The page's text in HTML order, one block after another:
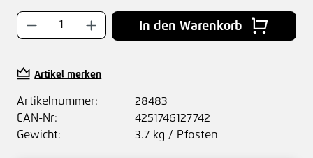
Produkt Anzahl: Gib den gewünschten
In den Warenkorb
Artikel merken
Artikelnummer:
28483
EAN-Nr:
4251746127742
Gewicht:
3.7 kg / Pfosten